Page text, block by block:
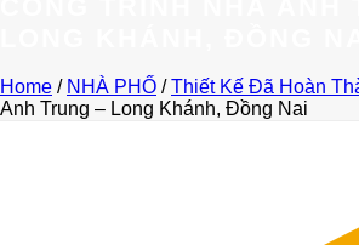
Home / NHÀ PHỐ /Thiết Kế Đã Hoàn
Anh Trung – Long Khánh, Đồng Nai